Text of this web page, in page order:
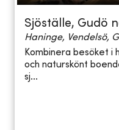
Sjöställe, Gudö
Haninge, Vendelsö,
Kombinera besöket i
och naturskönt
sj...